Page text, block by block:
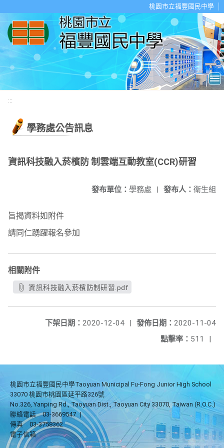
桃園市立福豐國民中學
:::
學務處公告訊息
資訊科技融入菸檳防 制雲端互動教室(CCR)研習
發布人： 衛生組
發布單位： 學務處 |
旨揭資料如附件
請同仁踴躍報名參加
相關附件
資訊科技融入菸檳防制研習.pdf
發佈日期： 2020-11-04
下架日期： 2020-12-04
|
點擊率： 511 |
桃園市立福豐國民中學Taoyuan Municipal Fu-Fong Junior High School
33070 桃園市桃園區延平路326號
No.326, Yanping Rd., Taoyuan Dist., Taoyuan City 33070, Taiwan (R.O.C.)
聯絡電話
03-3669547 |
傳真
03-3758362
電子信箱